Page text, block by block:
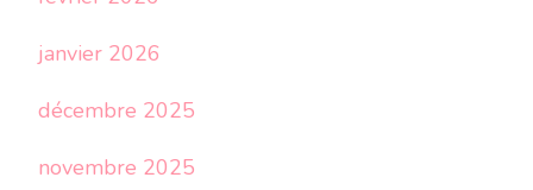
janvier 2026
décembre 2025
novembre 2025